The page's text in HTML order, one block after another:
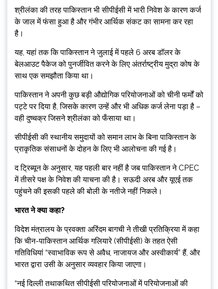
श्रीलंका की तरह पाकिस्तान भी सीपीईसी में भारी निवेश के कारण कर्ज
के जाल में फंसा हुआ है और गंभीर आर्थिक संकट का सामना कर रहा
है।
यह, यहां तक ​​​​कि पाकिस्तान ने जुलाई में पहले 6 अरब डॉलर के
बेलआउट पैकेज को पुनर्जीवित करने के लिए अंतर्राष्ट्रीय मुद्रा कोष के
साथ एक समझौता किया था।
पाकिस्तान ने अपनी कुछ बड़ी औद्योगिक परियोजनाओं को चीनी फर्मों को
पट्टे पर दिया है, जिसके कारण उन्हें और भी अधिक कर्ज लेना पड़ा है –
वही दुष्चक्र जिसने श्रीलंका को फँसाया था।
सीपीईसी की स्थानीय समुदायों को समान लाभ के बिना पाकिस्तान के
प्राकृतिक संसाधनों के दोहन के लिए भी आलोचना की गई है।
द ट्रिब्यून के अनुसार, यह पहली बार नहीं है जब पाकिस्तान ने CPEC
में तीसरे पक्ष के निवेश की याचना की है। सऊदी अरब और यूएई तक
पहुंचने की इसकी पहले की बोली के नतीजे नहीं निकले।
भारत ने क्या कहा?
विदेश मंत्रालय के प्रवक्ता अरिंदम बागची ने तीखी प्रतिक्रिया में कहा
कि चीन-पाकिस्तान आर्थिक गलियारे (सीपीईसी) के तहत ऐसी
गतिविधियां “स्वाभाविक रूप से अवैध, नाजायज और अस्वीकार्य” हैं, और
भारत द्वारा उसी के अनुसार व्यवहार किया जाएगा।
“नई दिल्ली तथाकथित सीपीईसी परियोजनाओं में परियोजनाओं की